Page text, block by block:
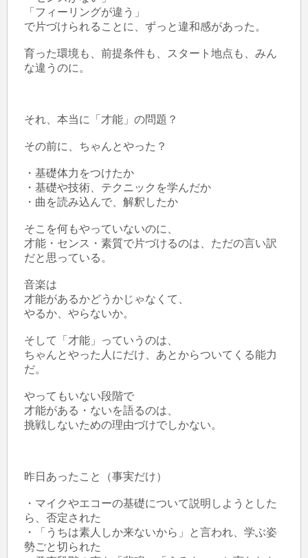
「フィーリングが違う」
で片づけられることに、ずっと違和感があった。
育った環境も、前提条件も、スタート地点も、みん
な違うのに。
それ、本当に「才能」の問題？
その前に、ちゃんとやった？
・基礎体力をつけたか
・基礎や技術、テクニックを学んだか
・曲を読み込んで、解釈したか
そこを何もやっていないのに、
才能・センス・素質で片づけるのは、ただの言い訳
だと思っている。
音楽は
才能があるかどうかじゃなくて、
やるか、やらないか。
そして「才能」っていうのは、
ちゃんとやった人にだけ、あとからついてくる能力
だ。
やってもいない段階で
才能がある・ないを語るのは、
挑戦しないための理由づけでしかない。
昨日あったこと（事実だけ）
・マイクやエコーの基礎について説明しようとした
ら、否定された
・「うちは素人しか来ないから」と言われ、学ぶ姿
勢ごと切られた